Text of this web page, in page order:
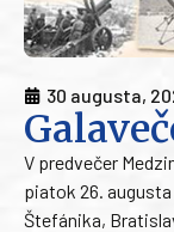
30 augusta,
V predvečer
piatok 26.
Štefánika,